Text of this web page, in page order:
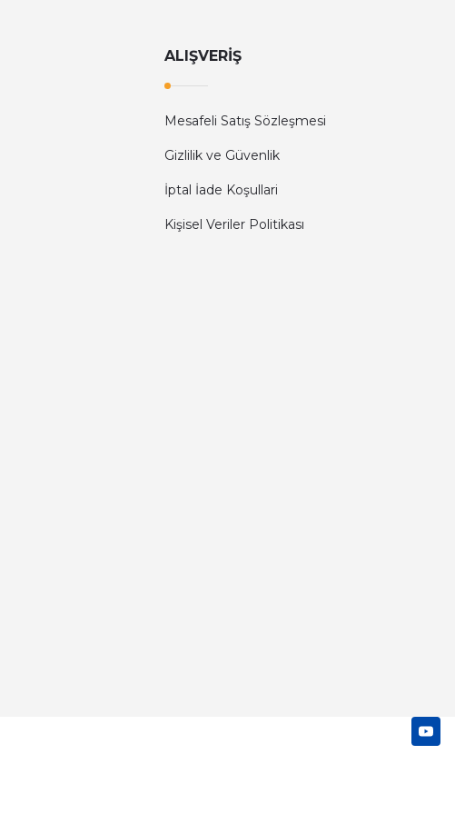
ALIŞVERİŞ
Mesafeli Satış Sözleşmesi
Gizlilik ve Güvenlik
İptal İade Koşullari
Kişisel Veriler Politikası